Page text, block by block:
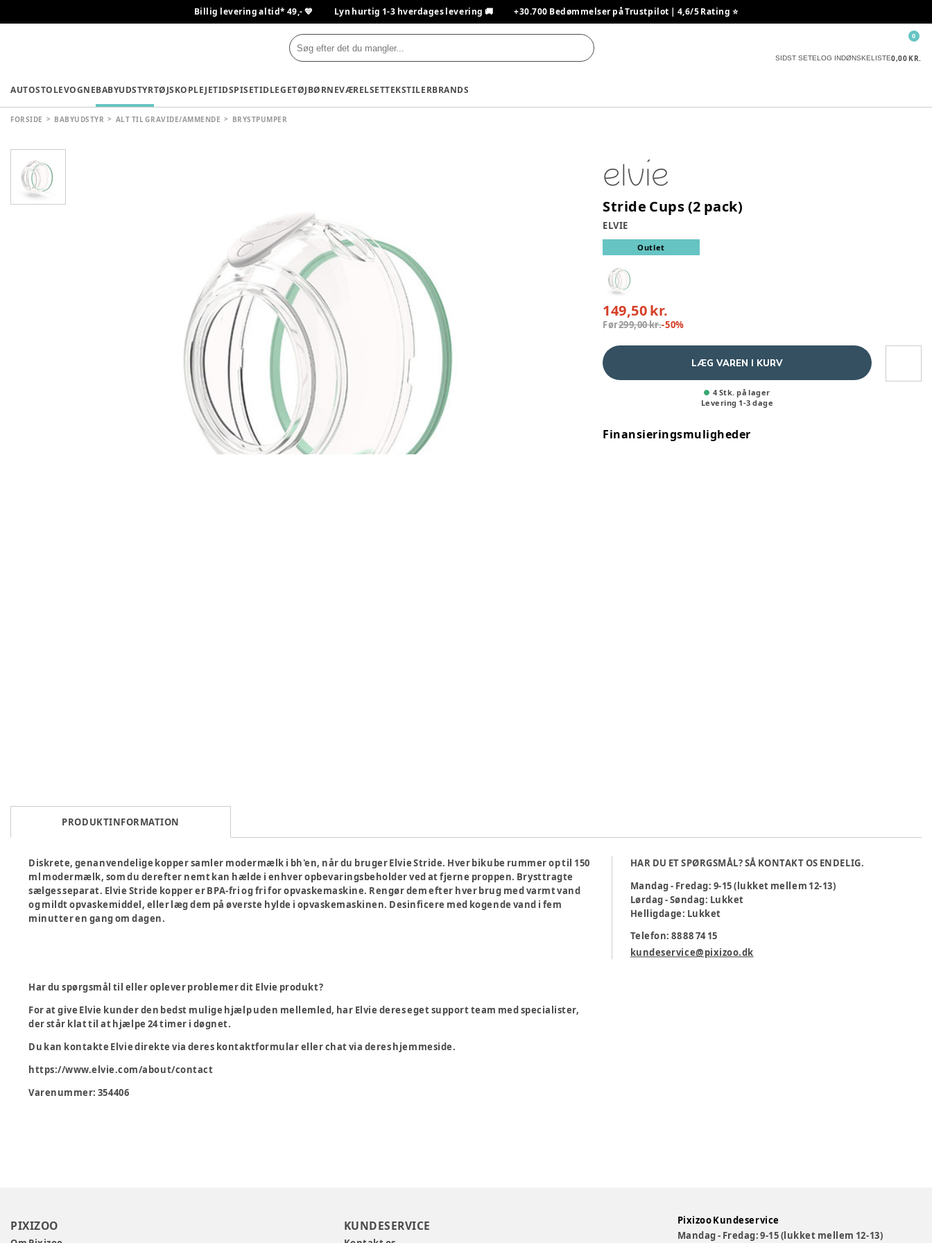
Billig levering altid* 49,- 💙 Lyn hurtig 1-3 hverdages levering 🚚 +30.700 Bedømmelser på Trustpilot | 4,6/5 Rating ⭐️
SIDST SETELOG INDØNSKELISTE0,00 KR.
0
AUTOSTOLEVOGNEBABYUDSTYRTØJSKOPLEJETIDSPISETIDLEGETØJBØRNEVÆRELSETTEKSTILERBRANDS
FORSIDE BABYUDSTYR ALT TIL GRAVIDE/AMMENDE BRYSTPUMPER
Stride Cups (2 pack)
ELVIE
Outlet
149,50 kr.
Før299,00 kr.-50%
LÆG VAREN I KURV
4 Stk. på lager
Levering 1-3 dage
Finansieringsmuligheder
PRODUKTINFORMATION
Diskrete, genanvendelige kopper samler modermælk i bh'en, når du bruger Elvie Stride. Hver bikube rummer op til 150
ml modermælk, som du derefter nemt kan hælde i enhver opbevaringsbeholder ved at fjerne proppen. Brysttragte
sælges separat. Elvie Stride kopper er BPA-fri og fri for opvaskemaskine. Rengør dem efter hver brug med varmt vand
og mildt opvaskemiddel, eller læg dem på øverste hylde i opvaskemaskinen. Desinficere med kogende vand i fem
minutter en gang om dagen.
Har du spørgsmål til eller oplever problemer dit Elvie produkt?
For at give Elvie kunder den bedst mulige hjælp uden mellemled, har Elvie deres eget support team med specialister,
der står klat til at hjælpe 24 timer i døgnet.
Du kan kontakte Elvie direkte via deres kontaktformular eller chat via deres hjemmeside.
https://www.elvie.com/about/contact
Varenummer: 354406
HAR DU ET SPØRGSMÅL? SÅ KONTAKT OS ENDELIG.
Mandag - Fredag: 9-15 (lukket mellem 12-13)
Lørdag - Søndag: Lukket
Helligdage: Lukket
Telefon: 88 88 74 15
kundeservice@pixizoo.dk
PIXIZOO KUNDESERVICE
Pixizoo Kundeservice
Mandag - Fredag: 9-15 (lukket mellem 12-13)